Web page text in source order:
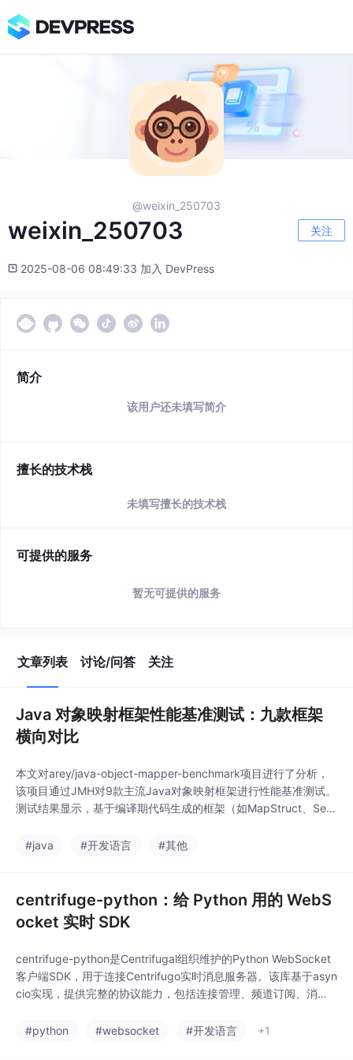
@weixin_250703
weixin_250703 关注
2025-08-06 08:49:33 加入 DevPress
简介
该用户还未填写简介
擅长的技术栈
未填写擅长的技术栈
可提供的服务
暂无可提供的服务
文章列表 讨论/问答 关注
Java 对象映射框架性能基准测试：九款框架
横向对比
本文对arey/java-object-mapper-benchmark项目进行了分析，
该项目通过JMH对9款主流Java对象映射框架进行性能基准测试。
测试结果显示，基于编译期代码生成的框架（如MapStruct、Sel
zer）性能差距达两个数量级（33万ops/s）。项目提供了可复现
#java #开发语言 #其他
centrifuge-python：给 Python 用的 WebS
ocket 实时 SDK
centrifuge-python是Centrifugal组织维护的Python WebSocket
客户端SDK，用于连接Centrifugo实时消息服务器。该库基于asyn
cio实现，提供完整的协议能力，包括连接管理、频道订阅、消息
使用时需注意耗时操作可能阻塞事件循环的问题。适用于需要实时
#python #websocket #开发语言 +1